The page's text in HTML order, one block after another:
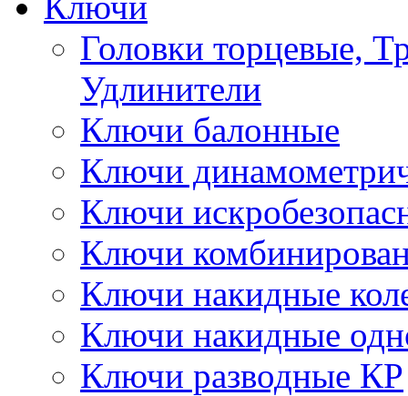
Головки торцевые,
Удлинители
Ключи балонные
Ключи
Ключи
Ключи
Ключи накидные
Ключи накидные
Ключи разводные КР